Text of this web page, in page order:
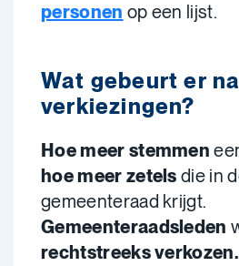
personen op een lijst.
Wat gebeurt er
verkiezingen?
Hoe meer stemmen
hoe meer zetelsdie in
gemeenteraad krijgt.
Gemeenteraadsleden
rechtstreeks verkozen.